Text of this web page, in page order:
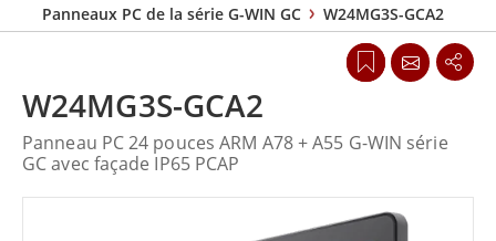
Panneaux PC de la série G-WIN GC
W24MG3S-GCA2
W24MG3S-GCA2
Panneau PC 24 pouces ARM A78 + A55 G-WIN série
GC avec façade IP65 PCAP